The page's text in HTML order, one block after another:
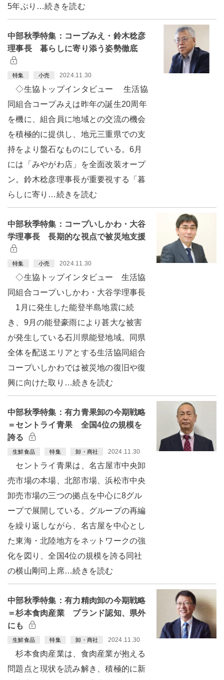
5年ぶり…続きを読む
中部秋季特集：コープみえ・鈴木稔彦
理事長 暮らしに寄り添う姿勢徹底
特集 小売 2024.11.30
◇生協トップインタビュー 生活協
同組合コープみえは昨年の誕生20周年
を機に、組合員に地域との交流の機会
を積極的に提供し、地元三重県での支
持をより盤石なものにしている。6月
には「みやがわ店」を全面改装オープ
ン。鈴木稔彦理事長が重要視する「暮
らしに寄り…続きを読む
中部秋季特集：コープいしかわ・大谷
学理事長 長期的な視点で被災地支援
特集 小売 2024.11.30
◇生協トップインタビュー 生活協
同組合コープいしかわ・大谷学理事長
1月に発生した能登半島地震に続
き、9月の能登豪雨により甚大な被害
が発生している石川県能登地域。同県
全体を配送エリアとする生活協同組合
コープいしかわでは被災地の復旧や復
興に向けた取り…続きを読む
中部秋季特集：有力青果卸の今期戦略
＝セントライ青果 全国4位の規模を
誇る
生鮮食品 特集 卸・商社 2024.11.30
セントライ青果は、名古屋市中央卸
売市場の本場、北部市場、浜松市中央
卸売市場の三つの拠点を中心に8グル
ープで展開している。グループの再編
を繰り返しながら、名古屋を中心とし
た東海・北陸地方をネットワークの強
化を図り、全国4位の規模を誇る同社
の横山剛司上席…続きを読む
中部秋季特集：有力精肉卸の今期戦略
＝杉本食肉産業 ブランド認知、県外
にも
生鮮食品 特集 卸・商社 2024.11.30
杉本食肉産業は、食肉産業が抱える
問題点と現状を読み解き、積極的に新